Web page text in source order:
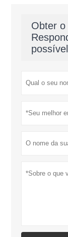
Obter